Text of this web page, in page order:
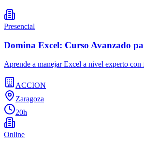
Presencial
Domina Excel: Curso Avanzado
Aprende a manejar Excel a nivel experto
ACCION
Zaragoza
20h
Online